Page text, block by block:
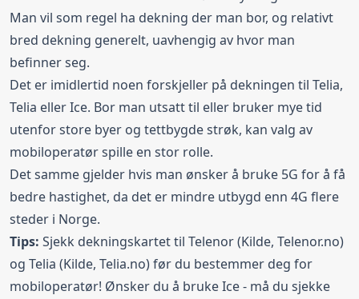
Man vil som regel ha dekning der man bor, og relativt
bred dekning generelt, uavhengig av hvor man
befinner seg.
Det er imidlertid noen forskjeller på dekningen til Telia,
Telia eller Ice. Bor man utsatt til eller bruker mye tid
utenfor store byer og tettbygde strøk, kan valg av
mobiloperatør spille en stor rolle.
Det samme gjelder hvis man ønsker å bruke 5G for å få
bedre hastighet, da det er mindre utbygd enn 4G flere
steder i Norge.
Tips: Sjekk dekningskartet til Telenor (Kilde, Telenor.no)
og Telia (Kilde, Telia.no) før du bestemmer deg for
mobiloperatør! Ønsker du å bruke Ice - må du sjekke